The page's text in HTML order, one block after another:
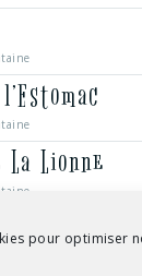
pour optimiser
La Lionne